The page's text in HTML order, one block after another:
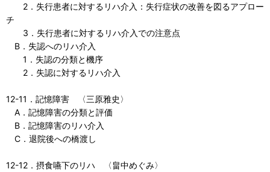
2．失行患者に対するリハ介入：失行症状の改善を図るアプロー
チ
3．失行患者に対するリハ介入での注意点
B．失認へのリハ介入
1．失認の分類と機序
2．失認に対するリハ介入
12-11．記憶障害 〈三原雅史〉
A．記憶障害の分類と評価
B．記憶障害のリハ介入
C．退院後への橋渡し
12-12．摂食嚥下のリハ 〈畠中めぐみ〉